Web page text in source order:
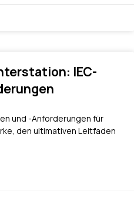
IEC-
und -Anforderungen für
den ultimativen Leitfaden